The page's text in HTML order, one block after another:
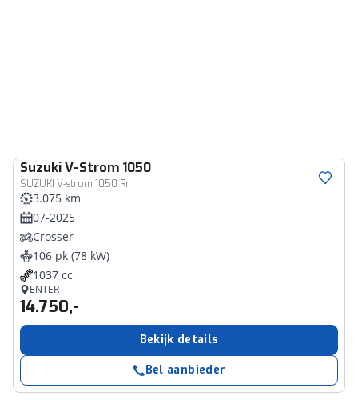
SuzukiV-Strom 1050
SUZUKI V-strom 1050 Rr
3.075 km
07-2025
Crosser
106 pk (78 kW)
1037 cc
ENTER
14.750,-
Bekijk details
Bel aanbieder